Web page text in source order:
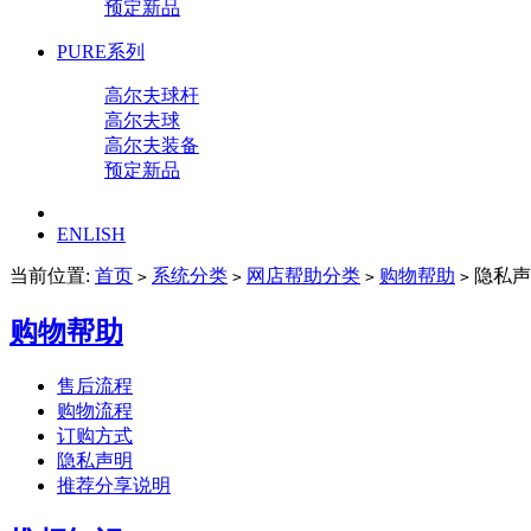
预定新品
PURE系列
高尔夫球杆
高尔夫球
高尔夫装备
预定新品
ENLISH
当前位置: 首页 > 系统分类 > 网店帮助分类 > 购物帮助 > 隐私
购物帮助
售后流程
购物流程
订购方式
隐私声明
推荐分享说明